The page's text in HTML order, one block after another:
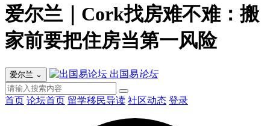
爱尔兰｜Cork找房难不难：搬
家前要把住房当第一风险
爱尔兰 ⌄ 出国易论坛
首页 论坛首页 留学移民导读 社区动态 登录